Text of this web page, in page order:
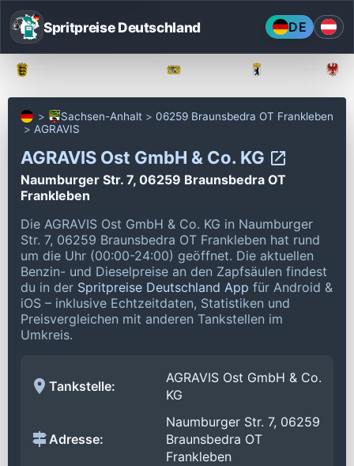
Spritpreise Deutschland DE
Sachsen-Anhalt
06259 Braunsbedra OT Frankleben
AGRAVIS
AGRAVIS Ost GmbH & Co. KG
Naumburger Str. 7, 06259 Braunsbedra OT
Frankleben
Die AGRAVIS Ost GmbH & Co. KG in Naumburger
Str. 7, 06259 Braunsbedra OT Frankleben hat rund
um die Uhr (00:00-24:00) geöffnet. Die aktuellen
Benzin- und Dieselpreise an den Zapfsäulen findest
du in der Spritpreise Deutschland App für Android &
iOS – inklusive Echtzeitdaten, Statistiken und
Preisvergleichen mit anderen Tankstellen im
Umkreis.
Tankstelle:
AGRAVIS Ost GmbH & Co.
KG
Adresse:
Naumburger Str. 7, 06259
Braunsbedra OT
Frankleben